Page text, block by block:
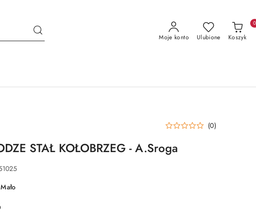
Moje konto Ulubione Koszyk
0
(0)
STAŁ KOŁOBRZEG - A.Sroga
Mało